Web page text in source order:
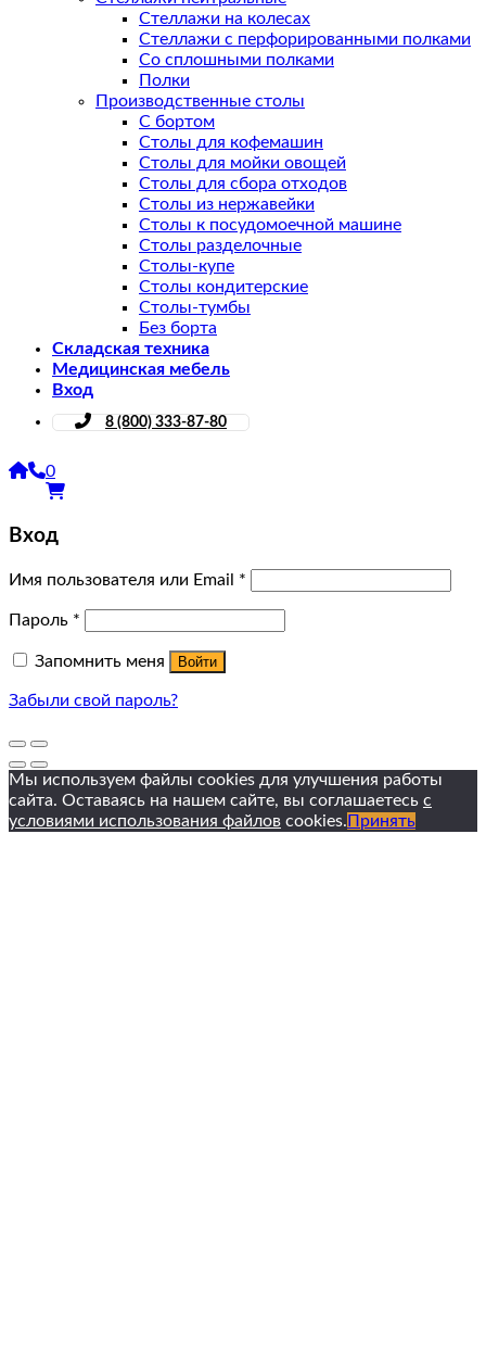
Стеллажи на колесах
Стеллажи с перфорированными полками
Со сплошными полками
Полки
Производственные столы
С бортом
Столы для кофемашин
Столы для мойки овощей
Столы для сбора отходов
Столы из нержавейки
Столы к посудомоечной машине
Столы разделочные
Столы-купе
Столы кондитерские
Столы-тумбы
Без борта
Складская техника
Медицинская мебель
Вход
8 (800) 333-87-80
0
Вход
Имя пользователя или Email *
Пароль *
Запомнить меня Войти
Забыли свой пароль?
Мы используем файлы cookies для улучшения работы
сайта. Оставаясь на нашем сайте, вы соглашаетесь с
условиями использования файлов cookies. Принять